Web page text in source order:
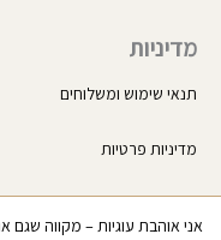
מדיניות
תנאי שימוש ומשלוחים
מדיניות פרטיות
החשבון שלי